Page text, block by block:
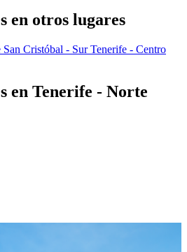
en otros lugares
San Cristóbal - Sur Tenerife - Centro
en Tenerife - Norte